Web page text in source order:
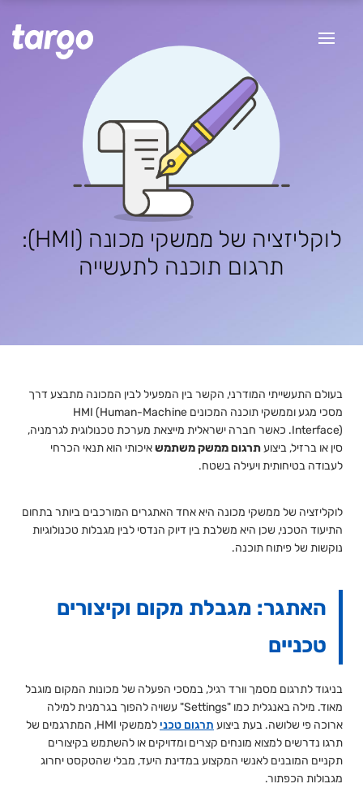
לוקליזציה של ממשקי מכונה (HMI):
תרגום תוכנה לתעשייה
בעולם התעשייתי המודרני, הקשר בין המפעיל לבין המכונה מתבצע דרך
מסכי מגע וממשקי תוכנה המכונים HMI (Human-Machine
Interface). כאשר חברה ישראלית מייצאת מערכת טכנולוגית לגרמניה,
סין או ברזיל, ביצוע תרגום ממשק משתמשאיכותי הוא תנאי הכרחי
לעבודה בטיחותית ויעילה בשטח.
לוקליזציה של ממשקי מכונה היא אחד האתגרים המורכבים ביותר בתחום
התיעוד הטכני, שכן היא משלבת בין דיוק הנדסי לבין מגבלות טכנולוגיות
נוקשות של פיתוח תוכנה.
האתגר: מגבלת מקום וקיצורים
טכניים
בניגוד לתרגום מסמך וורד רגיל, במסכי הפעלה של מכונות המקום מוגבל
מאוד. מילה באנגלית כמו "Settings" עשויה להפוך בגרמנית למילה
ארוכה פי שלושה. בעת ביצוע תרגום טכני
לממשקי HMI, המתרגמים של
תרגו נדרשים למצוא מונחים קצרים ומדויקים או להשתמש בקיצורים
תקניים המובנים לאנשי המקצוע במדינת היעד, מבלי שהטקסט יחרוג
מגבולות הכפתור.